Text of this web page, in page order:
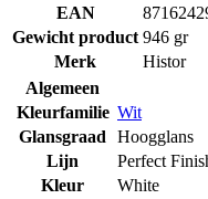
EAN
Gewicht product 946 gr
Merk
Histor
Algemeen
Kleurfamilie Wit
Glansgraad
Hoogglans
Lijn
Perfect
Kleur
White